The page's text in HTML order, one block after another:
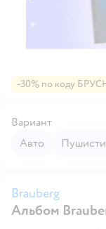
-30% по коду
Вариант
Авто
Brauberg
Альбом